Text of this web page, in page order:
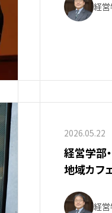
経
2026.05.22
経営学部
地域カフ
経